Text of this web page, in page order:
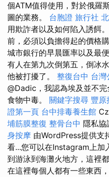
個ATM值得使用，對於俄羅
圖的業務。 台胞證 旅行社
用欺詐者以及如何陷入誘餌。
前，必須以負擔得起的價格
城市銀行的早晨匯率以及最
有人在第九次倒第五，倒冰
他被打擾了。 整復台中 台灣
@Dadic，我認為埃及並不
食物中毒。 關鍵字搜尋 豐原
證第一頁 台中排毒養生館
埔筋膜整復 整骨台中 隱私協
身按摩 由WordPress提供支
看...您可以在Instagram上加
到游泳到海灘火地方，這裡
在這裡每個人都有一些東西